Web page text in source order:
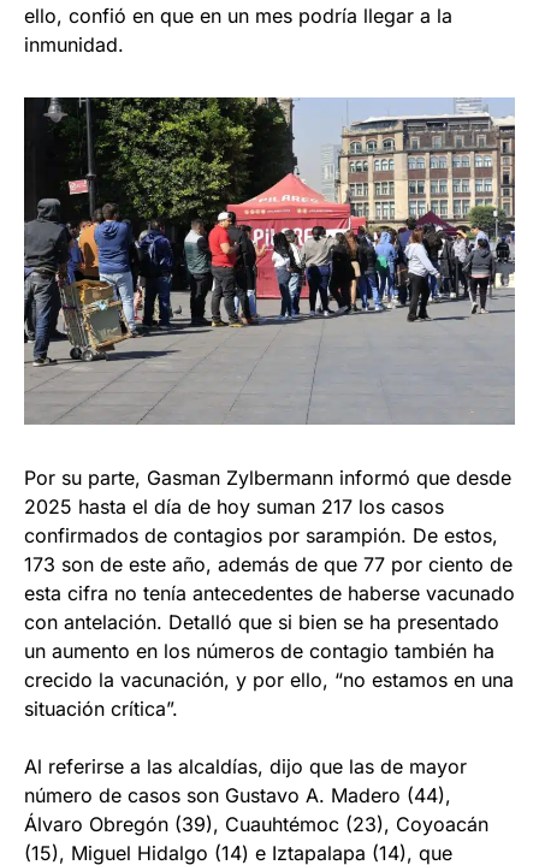
ello, confió en que en un mes podría llegar a la
inmunidad.
Por su parte, Gasman Zylbermann informó que desde
2025 hasta el día de hoy suman 217 los casos
confirmados de contagios por sarampión. De estos,
173 son de este año, además de que 77 por ciento de
esta cifra no tenía antecedentes de haberse vacunado
con antelación. Detalló que si bien se ha presentado
un aumento en los números de contagio también ha
crecido la vacunación, y por ello, “no estamos en una
situación crítica”.
Al referirse a las alcaldías, dijo que las de mayor
número de casos son Gustavo A. Madero (44),
Álvaro Obregón (39), Cuauhtémoc (23), Coyoacán
(15), Miguel Hidalgo (14) e Iztapalapa (14), que